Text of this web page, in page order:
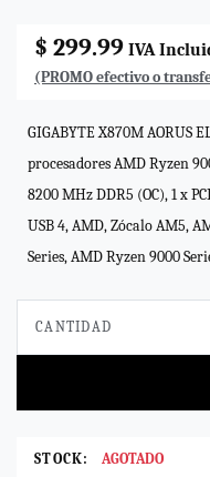
$ 299.99 IVA
(PROMO efectivo o
GIGABYTE X870M AORUS
procesadores AMD Ryzen
8200 MHz DDR5 (OC), 1 x
USB 4, AMD, Zócalo AM5,
Series, AMD Ryzen 9000
CANTIDAD
STOCK: AGOTADO